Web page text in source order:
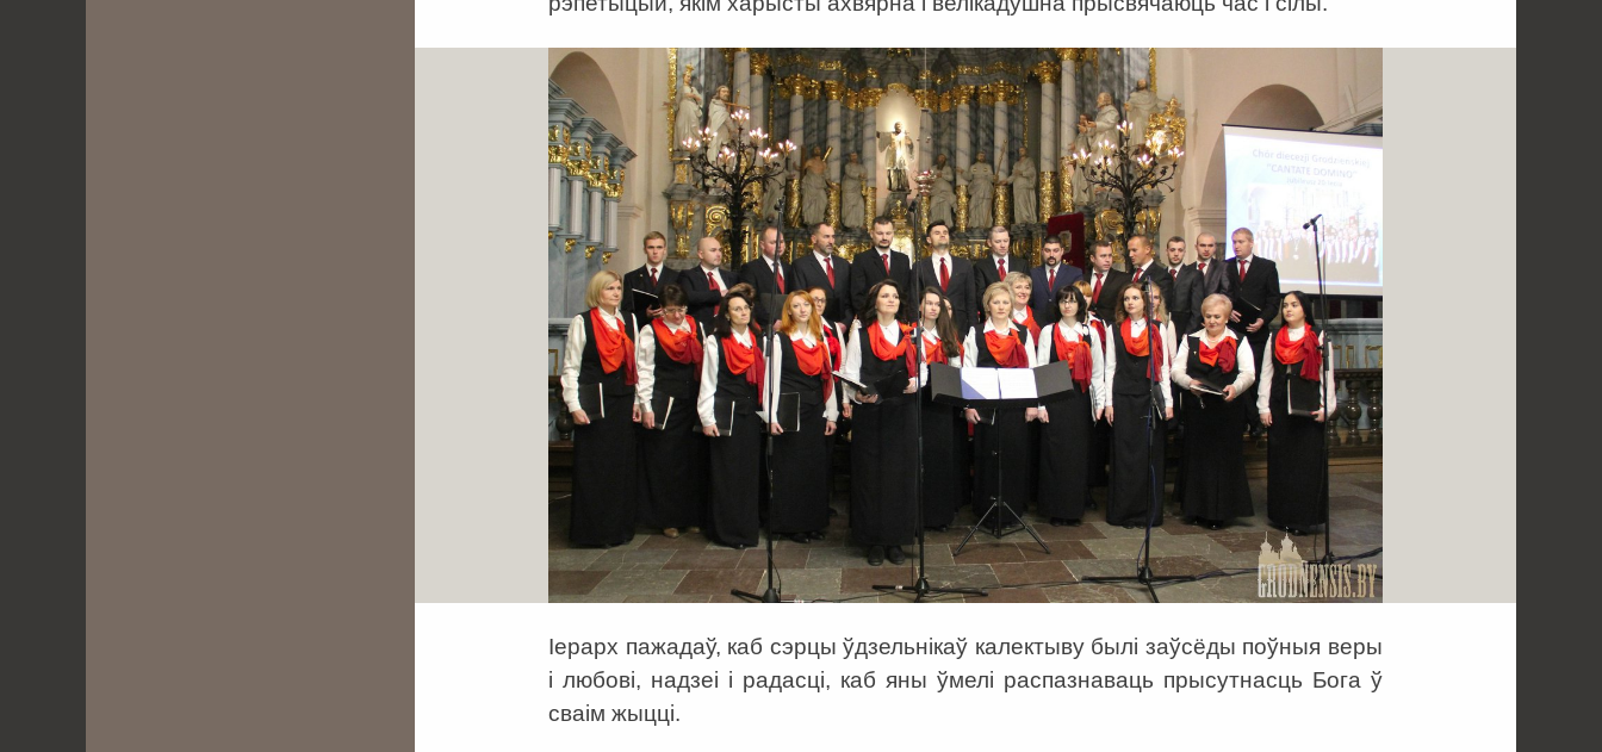
Іерарх пажадаў, каб сэрцы ўдзельнікаў калектыву былі заўсёды поўныя веры
і любові, надзеі і радасці, каб яны ўмелі распазнаваць прысутнасць Бога ў
сваім жыцці.